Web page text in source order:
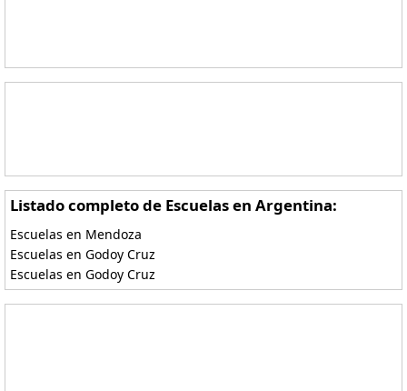
Listado completo de Escuelas en Argentina:
Escuelas en Mendoza
Escuelas en Godoy Cruz
Escuelas en Godoy Cruz